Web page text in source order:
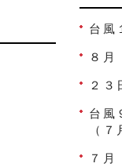
台風
８月
２３
台風
（
７月